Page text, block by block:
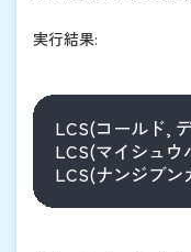
実行結果:
LCS(コールド,
LCS(マイシュ
LCS(ナンジブ